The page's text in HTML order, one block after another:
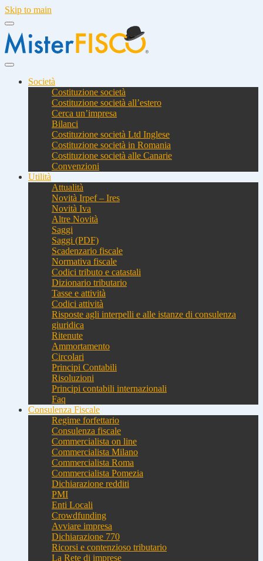
Skip to main
Società
Costituzione società
Costituzione società all’estero
Cerca un’impresa
Bilanci
Costituzione società Ltd Inglese
Costituzione società in Romania
Costituzione società alle Canarie
Convenzioni
Utilità
Attualità
Novità Irpef – Ires
Novità Iva
Altre Novità
Saggi
Saggi (PDF)
Scadenzario fiscale
Normativa fiscale
Codici tributo e catastali
Dizionario tributario
Tasse e attività
Codici attività
Risposte agli interpelli e alle istanze di consulenza
giuridica
Ritenute
Ammortamento
Circolari
Principi Contabili
Risoluzioni
Principi contabili internazionali
Faq
Consulenza Fiscale
Regime forfettario
Consulenza fiscale
Commercialista on line
Commercialista Milano
Commercialista Roma
Commercialista Pomezia
Dichiarazione redditi
PMI
Enti Locali
Crowdfunding
Avviare impresa
Dichiarazione 770
Ricorsi e contenzioso tributario
La Rete di imprese